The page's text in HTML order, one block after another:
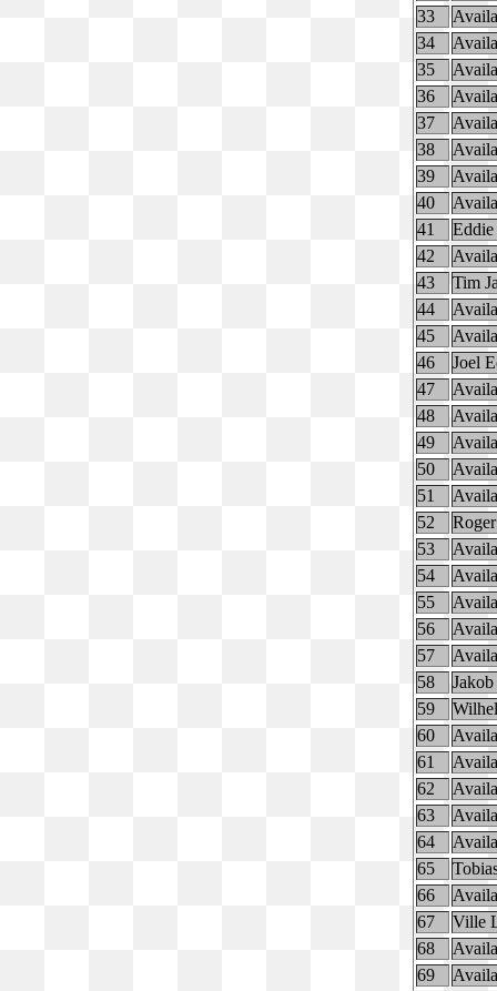
33
34
35
36
37
38
39
40
41
42
43
Tim
44
45
46
Joel
47
48
49
50
51
52
53
54
55
56
57
58
59
60
61
62
63
64
65
66
67
Ville
68
69